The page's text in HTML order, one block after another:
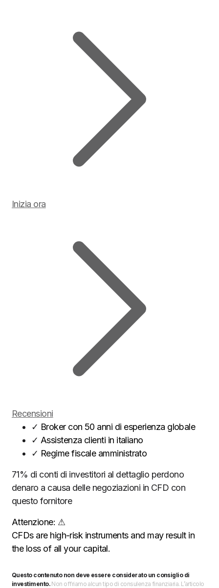
Inizia ora
Recensioni
✓ Broker con 50 anni di esperienza globale
✓ Assistenza clienti in italiano
✓ Regime fiscale amministrato
71% di conti di investitori al dettaglio perdono
denaro a causa delle negoziazioni in CFD con
questo fornitore
Attenzione: ⚠
CFDs are high-risk instruments and may result in
the loss of all your capital.
Questo contenuto non deve essere considerato un consiglio di
investimento.Non offriamo alcun tipo di consulenza finanziaria. L’articolo